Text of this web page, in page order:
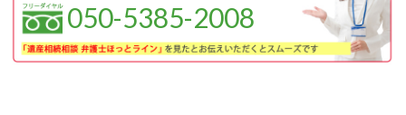
050-5385-2008